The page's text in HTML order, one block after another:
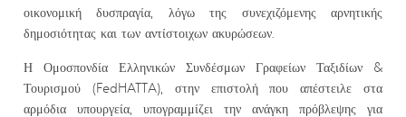
οικονομική δυσπραγία, λόγω της συνεχιζόμενης αρνητικής
δημοσιότητας και των αντίστοιχων ακυρώσεων.
Η Ομοσπονδία Ελληνικών Συνδέσμων Γραφείων Ταξιδίων &
Τουρισμού (FedHATTA), στην επιστολή που απέστειλε στα
αρμόδια υπουργεία, υπογραμμίζει την ανάγκη πρόβλεψης για